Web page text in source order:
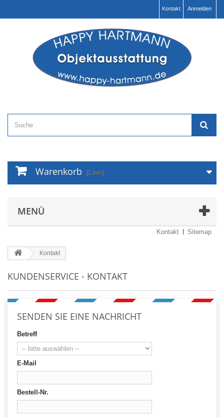
Anmelden
Kontakt
Warenkorb (Leer)
MENÜ
Kontakt Sitemap
Kontakt
KUNDENSERVICE - KONTAKT
SENDEN SIE EINE NACHRICHT
Betreff
E-Mail
Bestell-Nr.